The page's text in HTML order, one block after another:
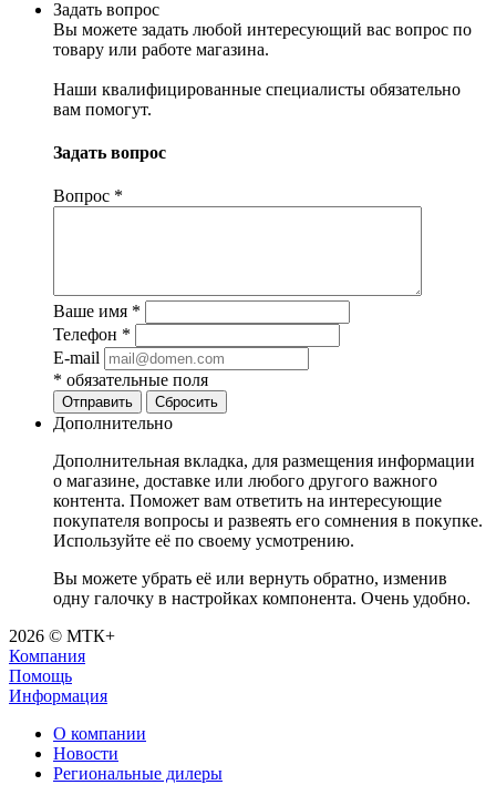
Задать вопрос
Вы можете задать любой интересующий вас вопрос по
товару или работе магазина.
Наши квалифицированные специалисты обязательно
вам помогут.
Задать вопрос
Вопрос *
Ваше имя *
Телефон *
E-mail
* обязательные поля
Отправить Сбросить
Дополнительно
Дополнительная вкладка, для размещения информации
о магазине, доставке или любого другого важного
контента. Поможет вам ответить на интересующие
покупателя вопросы и развеять его сомнения в покупке.
Используйте её по своему усмотрению.
Вы можете убрать её или вернуть обратно, изменив
одну галочку в настройках компонента. Очень удобно.
2026 © МТК+
Компания
Помощь
Информация
О компании
Новости
Региональные дилеры